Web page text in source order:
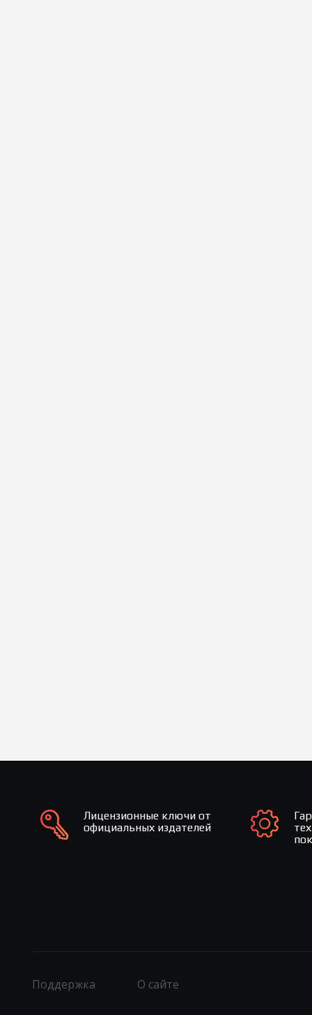
Лицензионные ключи от
официальных издателей
Поддержка О сайте